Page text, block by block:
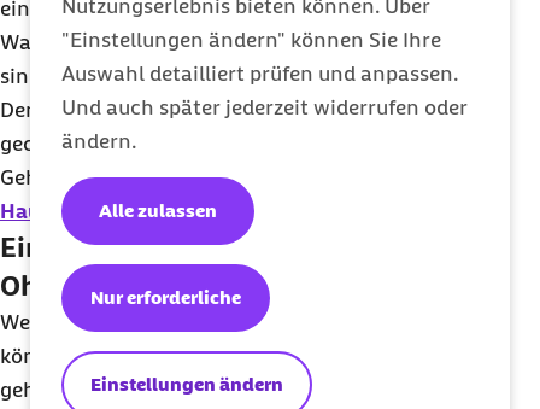
Nutzungserlebnis bieten können. Über
"Einstellungen ändern" können Sie Ihre
Auswahl detailliert prüfen und anpassen.
Und auch später jederzeit widerrufen oder
ändern.
Einstellungen ändern
Nur erforderliche
Alle zulassen
ein paar Tropfen Öl, beispielsweise Olivenöl oder
Walnussöl, hineinträufeln. Das ist zum Beispiel
sinnvoll, wenn Sie viel Wassersport betreiben.
Denn der ständige Kontakt mit Meerwasser oder
gechlortem Wasser kann die Schutzschicht im
Gehörgang schädigen, sodass es dort zu
Haut
und Reizungen kommt.
Ein Klistier hilft beim Spülen der
Ohren
Wenn Sie Ihre Ohren selbst spülen möchten,
können Sie verschiedene Hilfsmittel nutzen. Dazu
gehört das Klistier, auch Klistierspritze genannt. Es